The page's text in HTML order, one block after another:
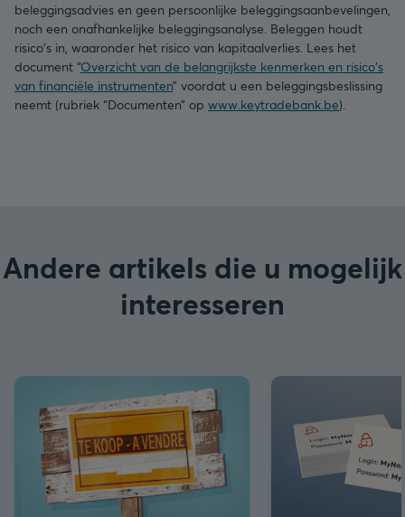
beleggingsadvies en geen persoonlijke beleggingsaanbevelingen,
noch een onafhankelijke beleggingsanalyse. Beleggen houdt
risico's in, waaronder het risico van kapitaalverlies. Lees het
document “Overzicht van de belangrijkste kenmerken en risico's
van financiële instrumenten” voordat u een beleggingsbeslissing
neemt (rubriek “Documenten” op www.keytradebank.be).
Andere artikels die u mogelijk
interesseren